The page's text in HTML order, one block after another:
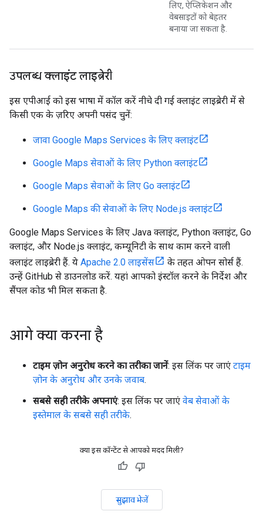
लिए, ऐप्लिकेशन और
वेबसाइटों को बेहतर
बनाया जा सकता है.
उपलब्ध क्लाइंट लाइब्रेरी
इस एपीआई को इस भाषा में कॉल करें नीचे दी गई क्लाइंट लाइब्रेरी में से
किसी एक के ज़रिए अपनी पसंद चुनें:
जावा Google Maps Services के लिए क्लाइंट
Google Maps सेवाओं के लिए Python क्लाइंट
Google Maps सेवाओं के लिए Go क्लाइंट
Google Maps की सेवाओं के लिए Node.js क्लाइंट
Google Maps Services के लिए Java क्लाइंट, Python क्लाइंट, Go
क्लाइंट, और Node.js क्लाइंट, कम्यूनिटी के साथ काम करने वाली
क्लाइंट लाइब्रेरी हैं. ये Apache 2.0 लाइसेंस
के तहत ओपन सोर्स हैं.
उन्हें GitHub से डाउनलोड करें. यहां आपको इंस्टॉल करने के निर्देश और
सैंपल कोड भी मिल सकता है.
आगे क्या करना है
टाइम ज़ोन अनुरोध करने का तरीका जानें: इस लिंक पर जाएं टाइम
ज़ोन के अनुरोध और उनके जवाब.
सबसे सही तरीके अपनाएं: इस लिंक पर जाएं वेब सेवाओं के
इस्तेमाल के सबसे सही तरीके.
क्या इस कॉन्टेंट से आपको मदद मिली?
सुझाव भेजें